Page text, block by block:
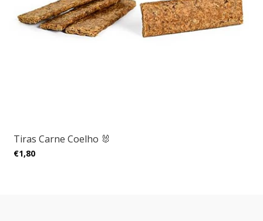
Tiras Carne Coelho 🐰
€1,80